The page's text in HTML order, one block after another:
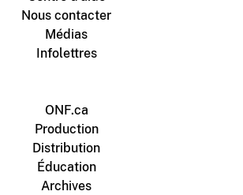
Nous contacter
Médias
Infolettres
ONF.ca
Production
Distribution
Éducation
Archives